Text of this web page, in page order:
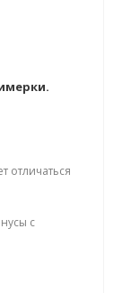
отличаться
с